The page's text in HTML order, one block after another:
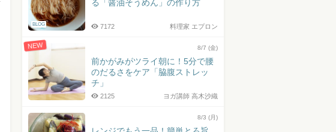
BLOG
る「醤油そうめん」の作り方
料理家 エプロン
7172
NEW 8/7 (金)
前かがみがツライ朝に！5分で腰
のだるさをケア「脇腹ストレッ
チ」
ヨガ講師 高木沙織
2125
8/3 (月)